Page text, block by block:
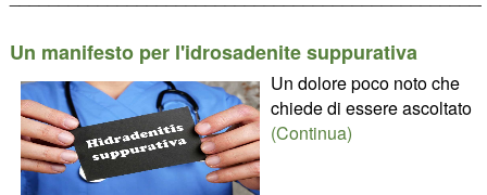
Un manifesto per l'idrosadenite suppurativa
Un dolore poco noto che
chiede di essere ascoltato
(Continua)